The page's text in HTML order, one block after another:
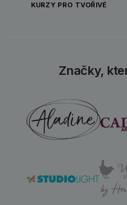
KURZY PRO TVOŘIVÉ
Značky,